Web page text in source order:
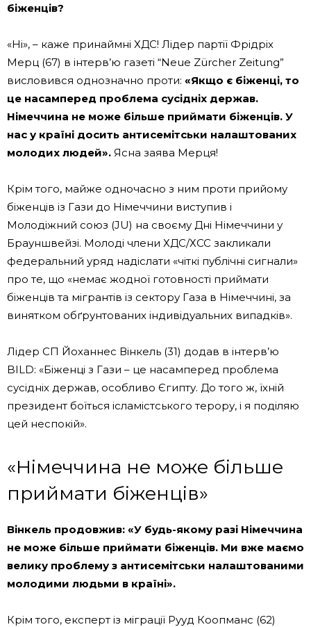
біженців?
«Ні», – каже принаймні ХДС! Лідер партії Фрідріх
Мерц (67) в інтерв’ю газеті “Neue Zürcher Zeitung”
висловився однозначно проти: «Якщо є біженці, то
це насамперед проблема сусідніх держав.
Німеччина не може більше приймати біженців. У
нас у країні досить антисемітськи налаштованих
молодих людей». Ясна заява Мерця!
Крім того, майже одночасно з ним проти прийому
біженців із Гази до Німеччини виступив і
Молодіжний союз (JU) на своєму Дні Німеччини у
Брауншвейзі. Молоді члени ХДС/ХСС закликали
федеральний уряд надіслати «чіткі публічні сигнали»
про те, що «немає жодної готовності приймати
біженців та мігрантів із сектору Газа в Німеччині, за
винятком обґрунтованих індивідуальних випадків».
Лідер СП Йоханнес Вінкель (31) додав в інтерв’ю
BILD: «Біженці з Гази – це насамперед проблема
сусідніх держав, особливо Єгипту. До того ж, їхній
президент боїться ісламістського терору, і я поділяю
цей неспокій».
«Німеччина не може більше
приймати біженців»
Вінкель продовжив: «У будь-якому разі Німеччина
не може більше приймати біженців. Ми вже маємо
велику проблему з антисемітськи налаштованими
молодими людьми в країні».
Крім того, експерт із міграції Рууд Коопманс (62)